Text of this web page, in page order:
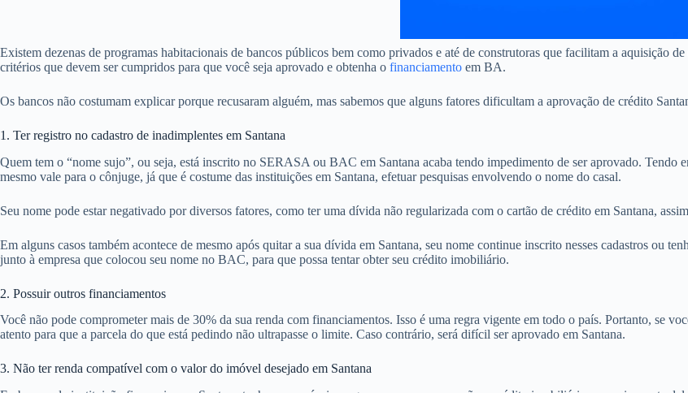
Existem dezenas de programas habitacionais de bancos públicos bem como privados e até de construtoras que facilitam a aquisição
critérios que devem ser cumpridos para que você seja aprovado e obtenha o financiamento em BA.
Os bancos não costumam explicar porque recusaram alguém, mas sabemos que alguns fatores dificultam a aprovação de crédito
1. Ter registro no cadastro de inadimplentes em Santana
Quem tem o “nome sujo”, ou seja, está inscrito no SERASA ou BAC em Santana acaba tendo impedimento de ser aprovado. Tendo
mesmo vale para o cônjuge, já que é costume das instituições em Santana, efetuar pesquisas envolvendo o nome do casal.
Seu nome pode estar negativado por diversos fatores, como ter uma dívida não regularizada com o cartão de crédito em Santana,
Em alguns casos também acontece de mesmo após quitar a sua dívida em Santana, seu nome continue inscrito nesses cadastros ou
junto à empresa que colocou seu nome no BAC, para que possa tentar obter seu crédito imobiliário.
2. Possuir outros financiamentos
Você não pode comprometer mais de 30% da sua renda com financiamentos. Isso é uma regra vigente em todo o país. Portanto, se
atento para que a parcela do que está pedindo não ultrapasse o limite. Caso contrário, será difícil ser aprovado em Santana.
3. Não ter renda compatível com o valor do imóvel desejado em Santana